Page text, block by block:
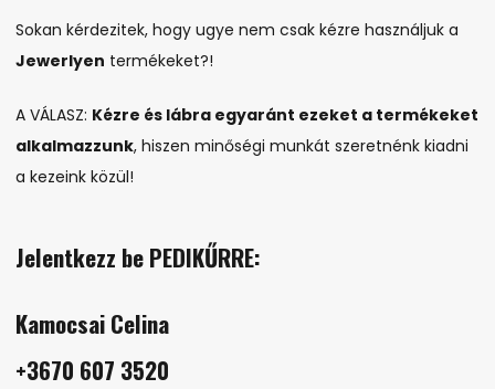
Sokan kérdezitek, hogy ugye nem csak kézre használjuk a
Jewerlyen termékeket?!
A VÁLASZ: Kézre és lábra egyaránt ezeket a termékeket
alkalmazzunk, hiszen minőségi munkát szeretnénk kiadni
a kezeink közül!
Jelentkezz be PEDIKŰRRE:
Kamocsai Celina
+3670 607 3520